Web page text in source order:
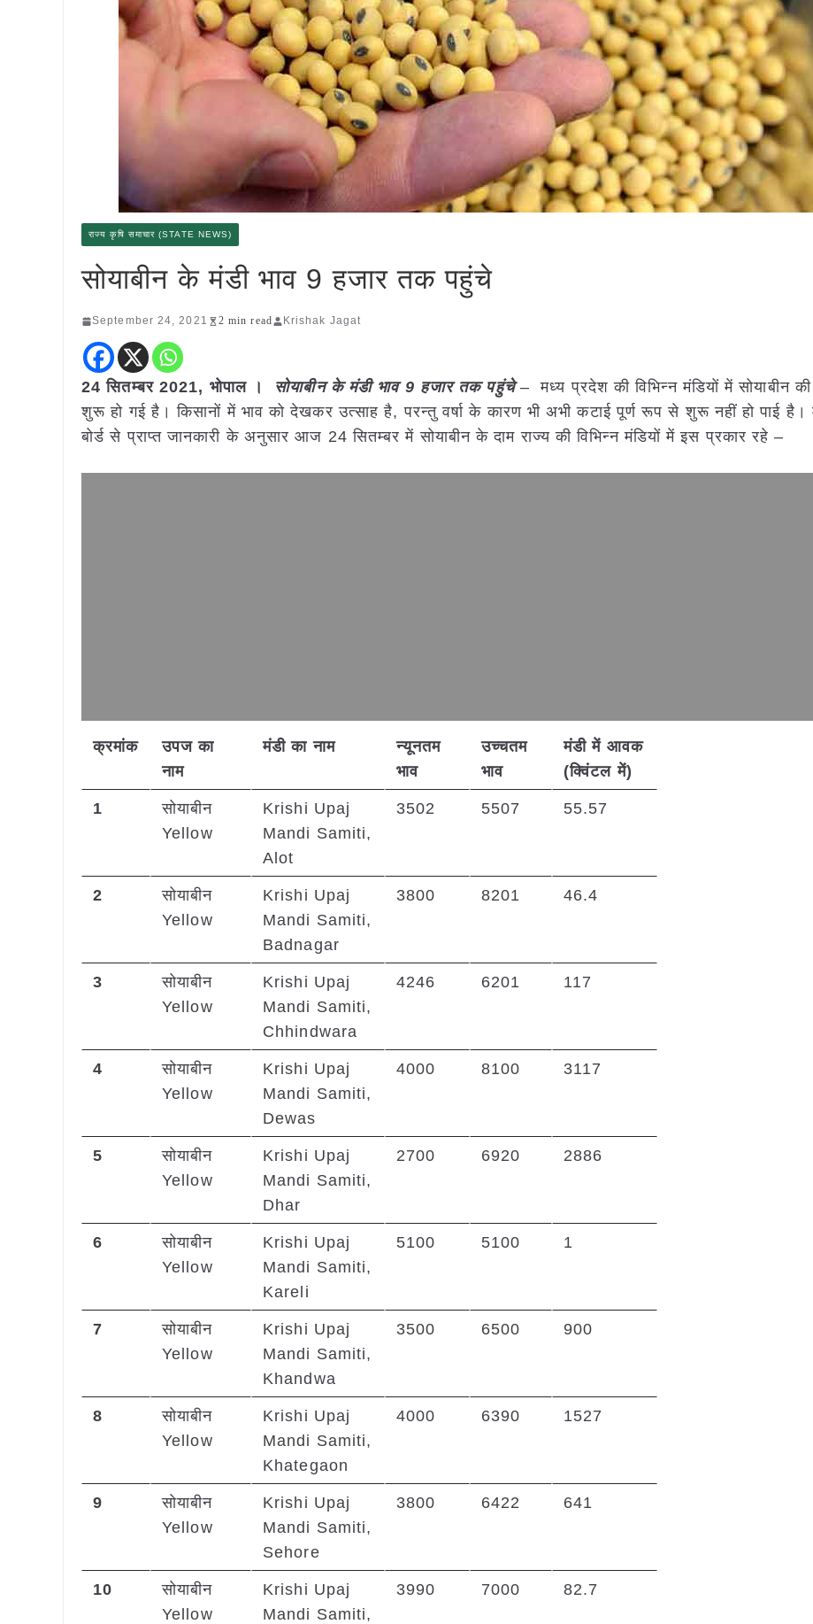
राज्य कृषि समाचार (STATE NEWS)
सोयाबीन के मंडी भाव 9 हजार तक पहुंचे
September 24, 2021 2 min read Krishak Jagat
24 सितम्बर 2021, भोपाल । सोयाबीन के मंडी भाव 9 हजार तक पहुंचे– मध्य प्रदेश की विभिन्न मंडियों में सोयाबीन
शुरू हो गई है। किसानों में भाव को देखकर उत्साह है, परन्तु वर्षा के कारण भी अभी कटाई पूर्ण रूप से शुरू नहीं हो पाई है।
बोर्ड से प्राप्त जानकारी के अनुसार आज 24 सितम्बर में सोयाबीन के दाम राज्य की विभिन्न मंडियों में इस प्रकार रहे –
क्रमांक
उपज का
नाम
मंडी का नाम
न्यूनतम
भाव
उच्चतम
भाव
मंडी में आवक
(क्विंटल में)
1
सोयाबीन
Yellow
Krishi Upaj
Mandi Samiti,
Alot
3502 5507 55.57
2
सोयाबीन
Yellow
Krishi Upaj
Mandi Samiti,
Badnagar
3800 8201 46.4
3
सोयाबीन
Yellow
Krishi Upaj
Mandi Samiti,
Chhindwara
4246 6201 117
4
सोयाबीन
Yellow
Krishi Upaj
Mandi Samiti,
Dewas
4000 8100 3117
5
सोयाबीन
Yellow
Krishi Upaj
Mandi Samiti,
Dhar
2700 6920 2886
6
सोयाबीन
Yellow
Krishi Upaj
Mandi Samiti,
Kareli
5100 5100 1
7
सोयाबीन
Yellow
Krishi Upaj
Mandi Samiti,
Khandwa
3500 6500 900
8
सोयाबीन
Yellow
Krishi Upaj
Mandi Samiti,
Khategaon
4000 6390 1527
9
सोयाबीन
Yellow
Krishi Upaj
Mandi Samiti,
Sehore
3800 6422 641
10
सोयाबीन
Yellow
Krishi Upaj
Mandi Samiti,
3990 7000 82.7